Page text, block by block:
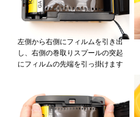
左側から右側にフィルムを引き出
し、右側の巻取りスプールの突起
にフィルムの先端を引っ掛けます